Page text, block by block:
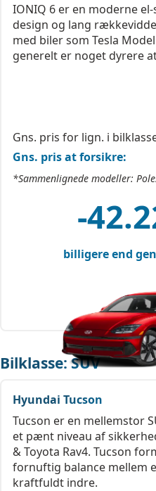
IONIQ 6 er en moderne
design og lang
med biler som Tesla
generelt er noget dyrere
Gns. pris for lign. i
Gns. pris at forsikre:
*Sammenlignede modeller:
-
billigere end
Bilklasse: SUV
Hyundai Tucson
Tucson er en mellemstor
et pænt niveau af
& Toyota Rav4. Tucson
fornuftig balance mellem
kraftfuldt indre.